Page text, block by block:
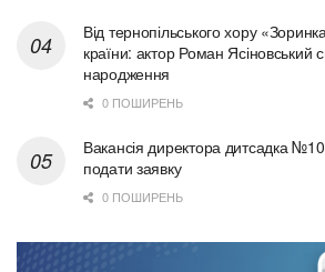
Від тернопільського хору
країни: актор Роман Ясіновський
народження
0 ПОШИРЕНЬ
Вакансія директора дитсадка
подати заявку
0 ПОШИРЕНЬ